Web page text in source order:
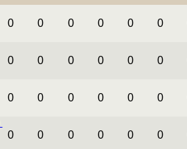
0 0 0 0 0 0
0
0 0 0 0 0
0 0 0 0 0 0
0
0 0 0 0 0